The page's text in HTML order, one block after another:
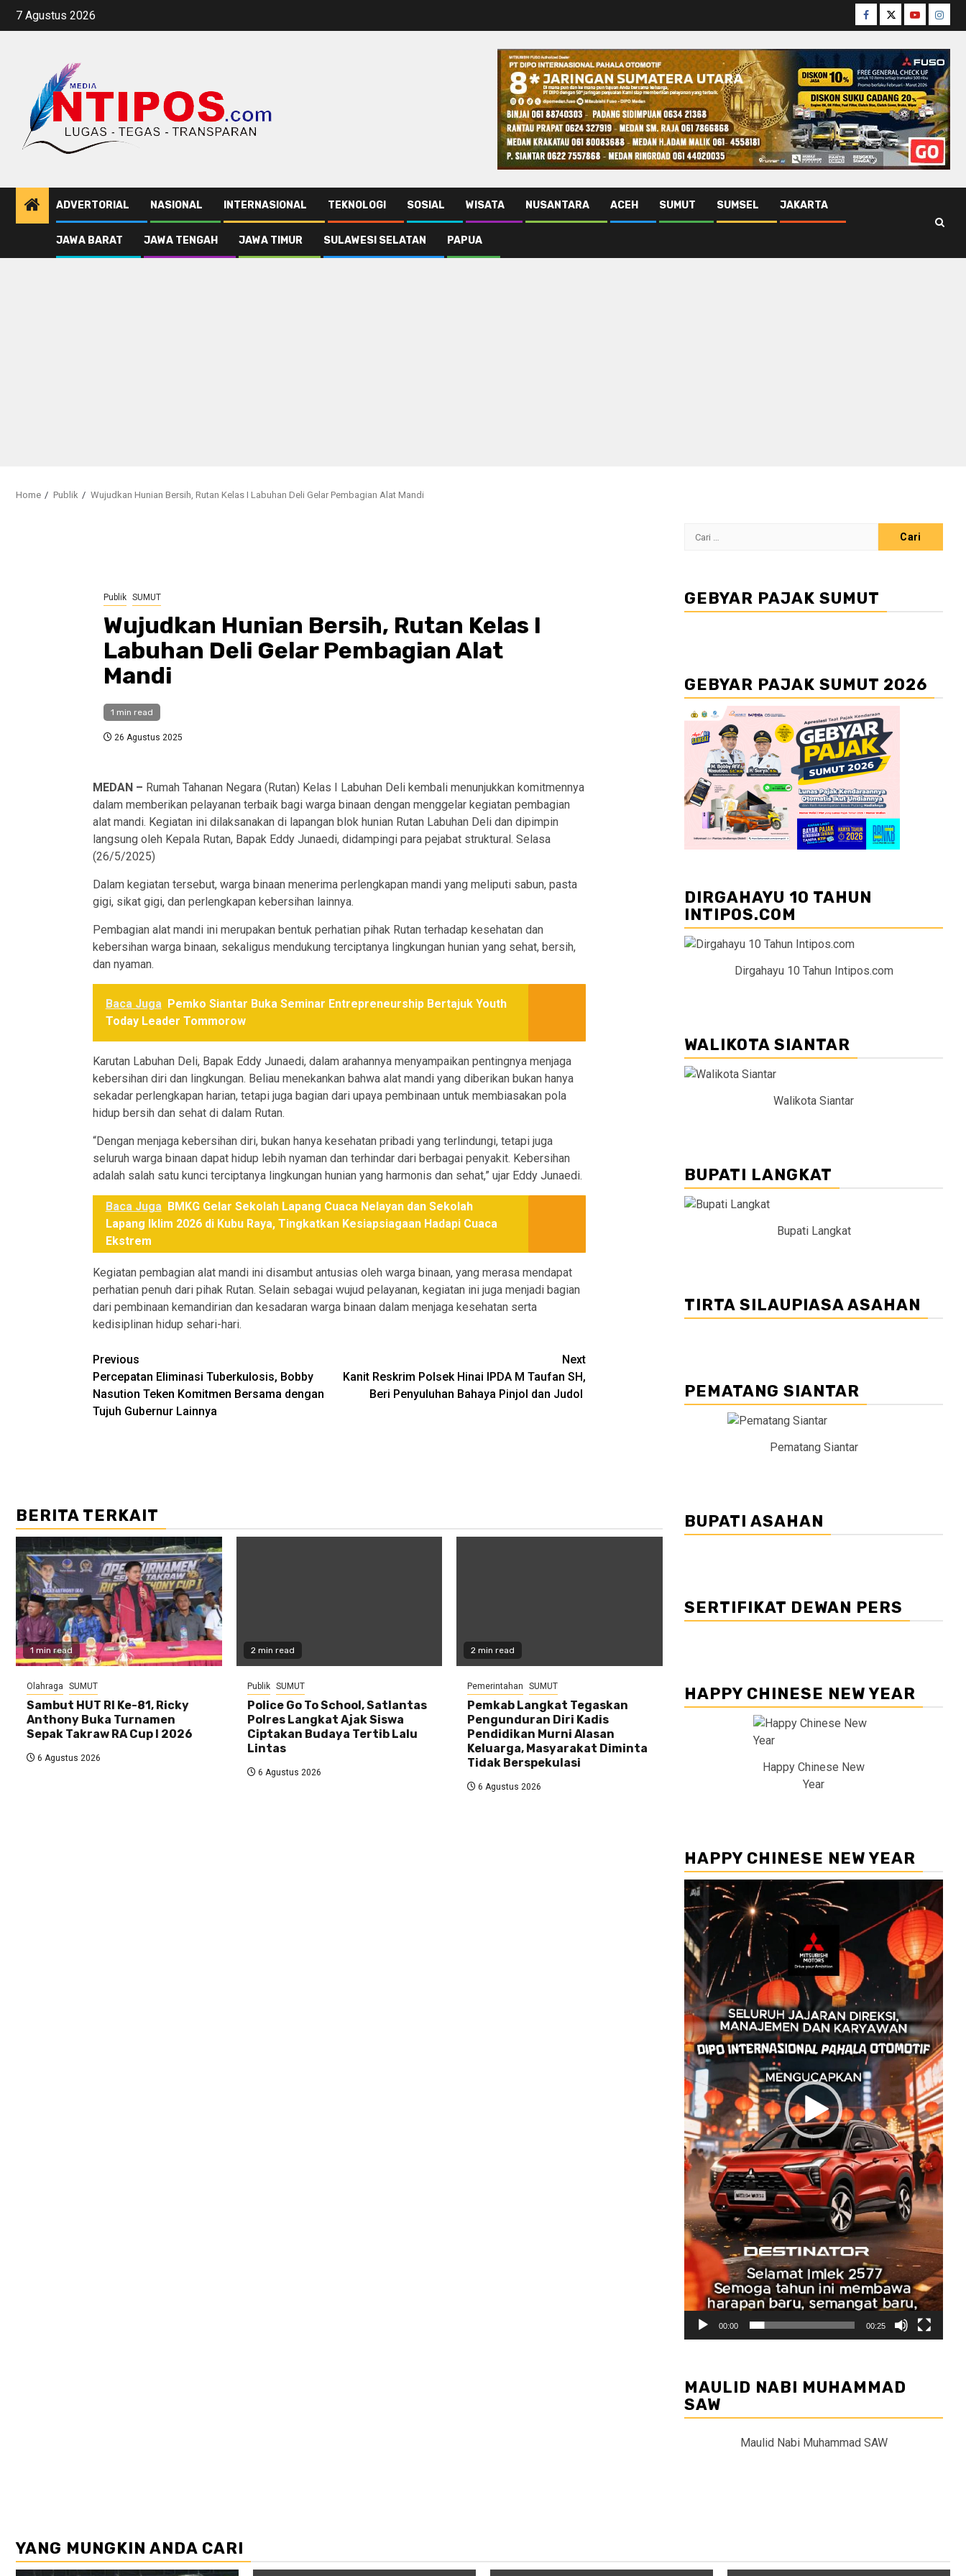
Skip
7 Agustus 2026 Facebook
TwitterYoutube
ADVERTORIAL NASIONAL INTERNASIONAL TEKNOLOGI SOSIAL WISATA NUSANTARA ACEH SUMUT SUMSEL JAKARTA
JAWA BARAT JAWA TENGAH JAWA TIMUR SULAWESI SELATAN PAPUA
Home Publik Wujudkan Hunian Bersih, Rutan Kelas I Labuhan Deli Gelar Pembagian Alat Mandi
Publik SUMUT
Wujudkan Hunian Bersih, Rutan Kelas I
Labuhan Deli Gelar Pembagian Alat
Mandi
1 min read
26 Agustus 2025
MEDAN – Rumah Tahanan Negara (Rutan) Kelas I Labuhan Deli kembali menunjukkan komitmennya
dalam memberikan pelayanan terbaik bagi warga binaan dengan menggelar kegiatan pembagian
alat mandi. Kegiatan ini dilaksanakan di lapangan blok hunian Rutan Labuhan Deli dan dipimpin
langsung oleh Kepala Rutan, Bapak Eddy Junaedi, didampingi para pejabat struktural. Selasa
(26/5/2025)
Dalam kegiatan tersebut, warga binaan menerima perlengkapan mandi yang meliputi sabun, pasta
gigi, sikat gigi, dan perlengkapan kebersihan lainnya.
Pembagian alat mandi ini merupakan bentuk perhatian pihak Rutan terhadap kesehatan dan
kebersihan warga binaan, sekaligus mendukung terciptanya lingkungan hunian yang sehat, bersih,
dan nyaman.
Baca Juga Pemko Siantar Buka Seminar Entrepreneurship Bertajuk Youth
Today Leader Tommorow
Karutan Labuhan Deli, Bapak Eddy Junaedi, dalam arahannya menyampaikan pentingnya menjaga
kebersihan diri dan lingkungan. Beliau menekankan bahwa alat mandi yang diberikan bukan hanya
sekadar perlengkapan harian, tetapi juga bagian dari upaya pembinaan untuk membiasakan pola
hidup bersih dan sehat di dalam Rutan.
“Dengan menjaga kebersihan diri, bukan hanya kesehatan pribadi yang terlindungi, tetapi juga
seluruh warga binaan dapat hidup lebih nyaman dan terhindar dari berbagai penyakit. Kebersihan
adalah salah satu kunci terciptanya lingkungan hunian yang harmonis dan sehat,” ujar Eddy Junaedi.
Baca Juga BMKG Gelar Sekolah Lapang Cuaca Nelayan dan Sekolah
Lapang Iklim 2026 di Kubu Raya, Tingkatkan Kesiapsiagaan Hadapi Cuaca
Ekstrem
Kegiatan pembagian alat mandi ini disambut antusias oleh warga binaan, yang merasa mendapat
perhatian penuh dari pihak Rutan. Selain sebagai wujud pelayanan, kegiatan ini juga menjadi bagian
dari pembinaan kemandirian dan kesadaran warga binaan dalam menjaga kesehatan serta
kedisiplinan hidup sehari-hari.
Post
navigation
Previous
Percepatan Eliminasi Tuberkulosis, Bobby
Nasution Teken Komitmen Bersama dengan
Tujuh Gubernur Lainnya
Next
Kanit Reskrim Polsek Hinai IPDA M Taufan SH,
Beri Penyuluhan Bahaya Pinjol dan Judol
BERITA TERKAIT
1 min read
Olahraga SUMUT
Sambut HUT RI Ke-81, Ricky
Anthony Buka Turnamen
Sepak Takraw RA Cup I 2026
6 Agustus 2026
2 min read
Publik SUMUT
Police Go To School, Satlantas
Polres Langkat Ajak Siswa
Ciptakan Budaya Tertib Lalu
Lintas
6 Agustus 2026
2 min read
Pemerintahan SUMUT
Pemkab Langkat Tegaskan
Pengunduran Diri Kadis
Pendidikan Murni Alasan
Keluarga, Masyarakat Diminta
Tidak Berspekulasi
6 Agustus 2026
Cari
GEBYAR PAJAK SUMUT
GEBYAR PAJAK SUMUT 2026
DIRGAHAYU 10 TAHUN
INTIPOS.COM
Dirgahayu 10 Tahun Intipos.com
WALIKOTA SIANTAR
Walikota Siantar
BUPATI LANGKAT
Bupati Langkat
TIRTA SILAUPIASA ASAHAN
PEMATANG SIANTAR
Pematang Siantar
BUPATI ASAHAN
SERTIFIKAT DEWAN PERS
HAPPY CHINESE NEW YEAR
Happy Chinese New
Year
HAPPY CHINESE NEW YEAR
Pemutar
Video
00:00 00:25
MAULID NABI MUHAMMAD
SAW
Maulid Nabi Muhammad SAW
YANG MUNGKIN ANDA CARI